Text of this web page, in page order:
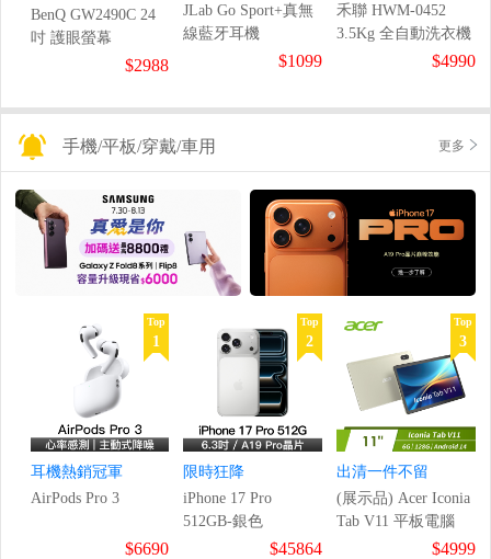
BenQ GW2490C 24
吋 護眼螢幕
$2988
JLab Go Sport+真無
線藍牙耳機
$1099
禾聯 HWM-0452
3.5Kg 全自動洗衣機
$4990
手機/平板/穿戴/車用 更多
Top
1
耳機熱銷冠軍
AirPods Pro 3
$6690
Top
2
限時狂降
iPhone 17 Pro
512GB-銀色
$45864
Top
3
出清一件不留
(展示品) Acer Iconia
Tab V11 平板電腦
$4999